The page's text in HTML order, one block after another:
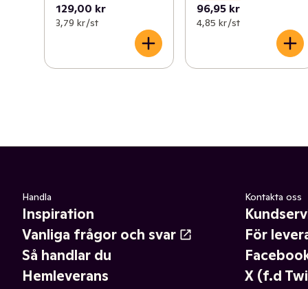
129,00 kr
3,79 kr /st
96,95 kr
4,85 kr /st
Handla
Inspiration
Vanliga frågor och svar
Så handlar du
Hemleverans
Kontakta oss
För
X (f.d